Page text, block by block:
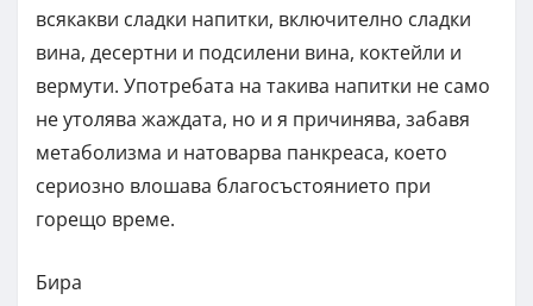
всякакви сладки напитки, включително сладки
вина, десертни и подсилени вина, коктейли и
вермути. Употребата на такива напитки не само
не утолява жаждата, но и я причинява, забавя
метаболизма и натоварва панкреаса, което
сериозно влошава благосъстоянието при
горещо време.
Бира